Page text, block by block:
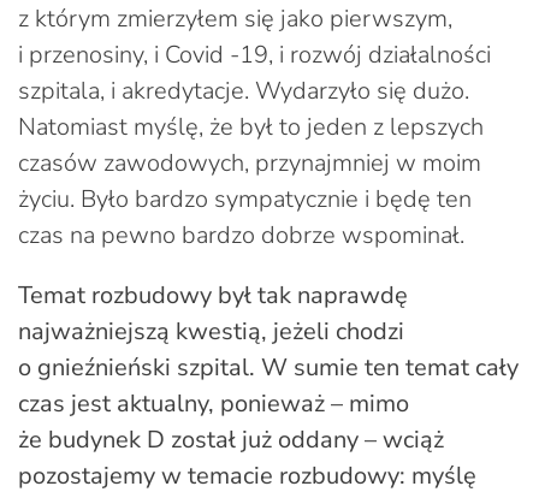
z którym zmierzyłem się jako pierwszym,
i przenosiny, i Covid -19, i rozwój działalności
szpitala, i akredytacje. Wydarzyło się dużo.
Natomiast myślę, że był to jeden z lepszych
czasów zawodowych, przynajmniej w moim
życiu. Było bardzo sympatycznie i będę ten
czas na pewno bardzo dobrze wspominał.
Temat rozbudowy był tak naprawdę
najważniejszą kwestią, jeżeli chodzi
o gnieźnieński szpital. W sumie ten temat cały
czas jest aktualny, ponieważ – mimo
że budynek D został już oddany – wciąż
pozostajemy w temacie rozbudowy: myślę